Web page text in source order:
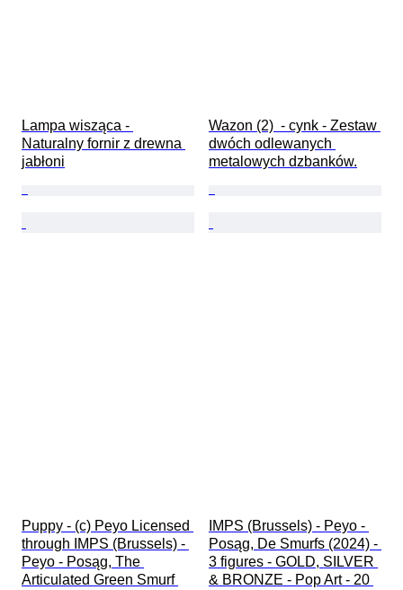
Lampa wisząca -
Naturalny fornir z drewna
jabłoni
Wazon (2)  - cynk - Zestaw
dwóch odlewanych
metalowych dzbanków.
Puppy - (c) Peyo Licensed
through IMPS (Brussels) -
Peyo - Posąg, The
Articulated Green Smurf
IMPS (Brussels) - Peyo -
Posąg, De Smurfs (2024) -
3 figures - GOLD, SILVER
& BRONZE - Pop Art - 20